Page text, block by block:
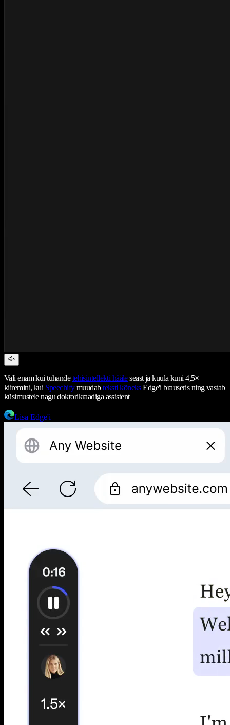
Vali enam kui tuhandetehisintellekti hääleseast ja kuula kuni 4,5×
kiiremini, kui Speechifymuudabteksti kõneksEdge'i brauseris ning vastab
küsimustele nagu doktorikraadiga assistent
Lisa Edge'i